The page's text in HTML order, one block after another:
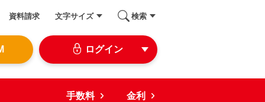
資料請求 文字サイズ 検索
ログイン
手数料 金利